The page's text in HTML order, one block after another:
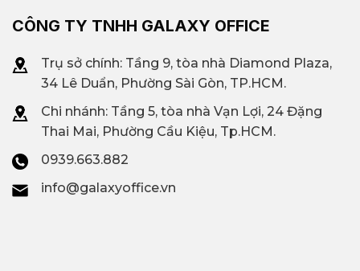
CÔNG TY TNHH GALAXY OFFICE
Trụ sở chính: Tầng 9, tòa nhà Diamond Plaza,
34 Lê Duẩn, Phường Sài Gòn, TP.HCM.
Chi nhánh: Tầng 5, tòa nhà Vạn Lợi, 24 Đặng
Thai Mai, Phường Cầu Kiệu, Tp.HCM.
0939.663.882
info@galaxyoffice.vn